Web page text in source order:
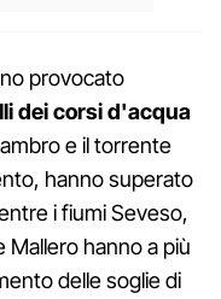
provocato
dei corsi d'acqua
e il torrente
hanno superato
i fiumi Seveso,
Mallero hanno a più
delle soglie di